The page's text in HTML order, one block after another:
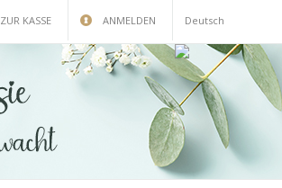
ZUR KASSE ANMELDEN Deutsch